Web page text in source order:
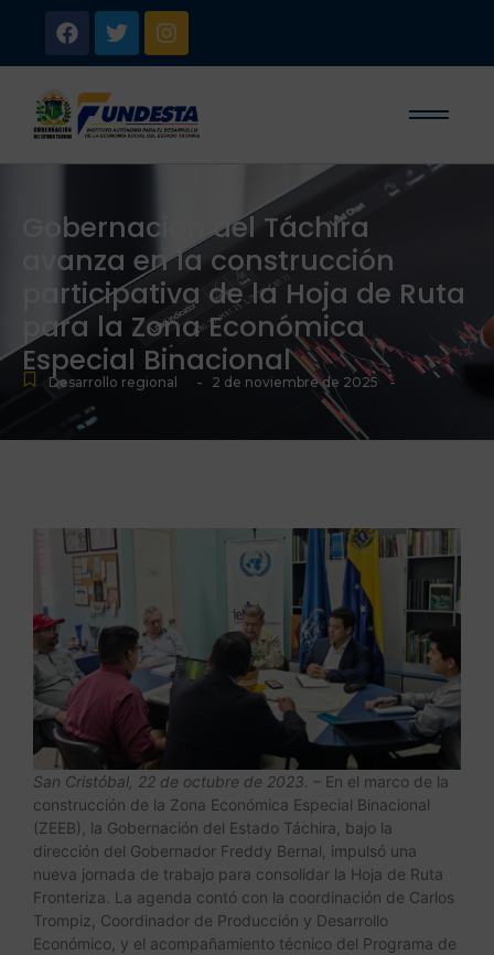
Gobernación del Táchira
avanza en la construcción
participativa de la Hoja de Ruta
para la Zona Económica
Especial Binacional
Desarrollo regional - 2 de noviembre de 2025 -
San Cristóbal, 22 de octubre de 2023. – En el marco de la
construcción de la Zona Económica Especial Binacional
(ZEEB), la Gobernación del Estado Táchira, bajo la
dirección del Gobernador Freddy Bernal, impulsó una
nueva jornada de trabajo para consolidar la Hoja de Ruta
Fronteriza. La agenda contó con la coordinación de Carlos
Trompiz, Coordinador de Producción y Desarrollo
Económico, y el acompañamiento técnico del Programa de